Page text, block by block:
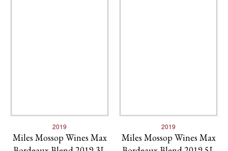
2019
Miles Mossop Wines Max
2019
Miles Mossop Wines Max